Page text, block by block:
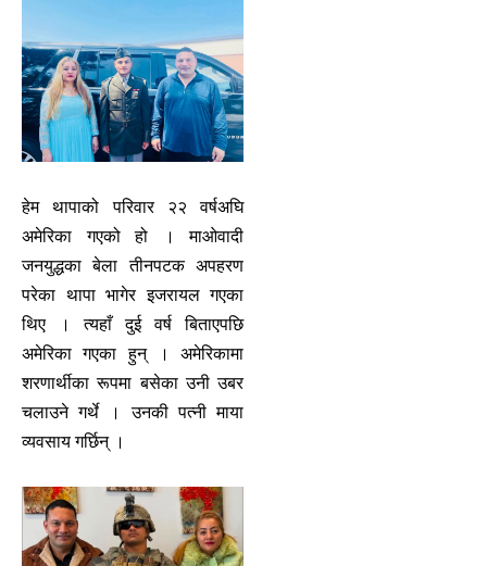
हेम थापाको परिवार २२ वर्षअघि
अमेरिका गएको हो । माओवादी
जनयुद्धका बेला तीनपटक अपहरण
परेका थापा भागेर इजरायल गएका
थिए । त्यहाँ दुई वर्ष बिताएपछि
अमेरिका गएका हुन् । अमेरिकामा
शरणार्थीका रूपमा बसेका उनी उबर
चलाउने गर्थे । उनकी पत्नी माया
व्यवसाय गर्छिन् ।